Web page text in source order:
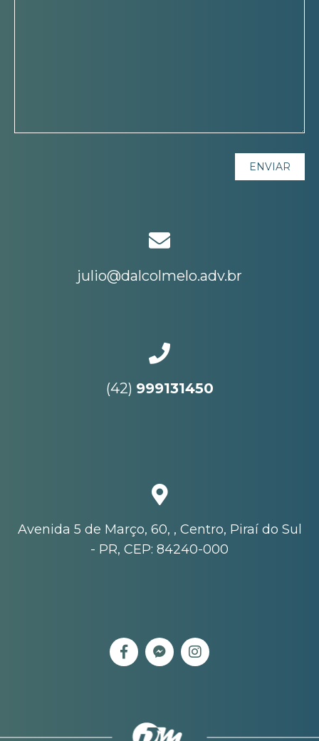
julio@dalcolmelo.adv.br
(42) 999131450
Avenida 5 de Março, 60, , Centro, Piraí do Sul
- PR, CEP: 84240-000